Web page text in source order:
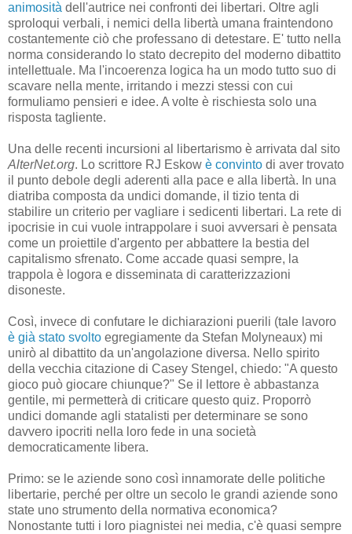
animosità dell'autrice nei confronti dei libertari. Oltre agli
sproloqui verbali, i nemici della libertà umana fraintendono
costantemente ciò che professano di detestare. E' tutto nella
norma considerando lo stato decrepito del moderno dibattito
intellettuale. Ma l'incoerenza logica ha un modo tutto suo di
scavare nella mente, irritando i mezzi stessi con cui
formuliamo pensieri e idee. A volte è rischiesta solo una
risposta tagliente.
Una delle recenti incursioni al libertarismo è arrivata dal sito
AlterNet.org. Lo scrittore RJ Eskow è convinto di aver trovato
il punto debole degli aderenti alla pace e alla libertà. In una
diatriba composta da undici domande, il tizio tenta di
stabilire un criterio per vagliare i sedicenti libertari. La rete di
ipocrisie in cui vuole intrappolare i suoi avversari è pensata
come un proiettile d'argento per abbattere la bestia del
capitalismo sfrenato. Come accade quasi sempre, la
trappola è logora e disseminata di caratterizzazioni
disoneste.
Così, invece di confutare le dichiarazioni puerili (tale lavoro
è già stato svolto egregiamente da Stefan Molyneaux) mi
unirò al dibattito da un'angolazione diversa. Nello spirito
della vecchia citazione di Casey Stengel, chiedo: "A questo
gioco può giocare chiunque?" Se il lettore è abbastanza
gentile, mi permetterà di criticare questo quiz. Proporrò
undici domande agli statalisti per determinare se sono
davvero ipocriti nella loro fede in una società
democraticamente libera.
Primo: se le aziende sono così innamorate delle politiche
libertarie, perché per oltre un secolo le grandi aziende sono
state uno strumento della normativa economica?
Nonostante tutti i loro piagnistei nei media, c'è quasi sempre